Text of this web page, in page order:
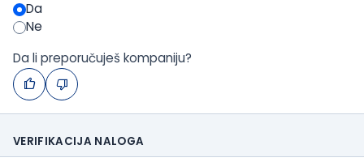
Da
Ne
Da li preporučuješ kompaniju?
VERIFIKACIJA NALOGA